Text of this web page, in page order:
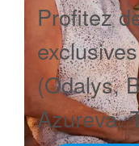
Profitez
(Odalys,
Azureva,